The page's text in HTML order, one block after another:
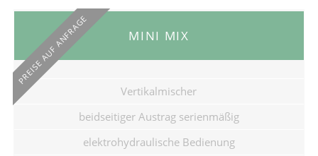
MINI MIX
PREISE AUF ANFRAGE
Vertikalmischer
beidseitiger Austrag serienmäßig
elektrohydraulische Bedienung